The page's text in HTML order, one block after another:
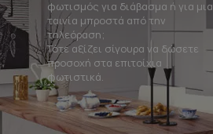
φωτισμός για διάβασμα ή για μια
ταινία μπροστά από την
τηλεόραση;
Τότε αξίζει σίγουρα να δώσετε
προσοχή στα επιτοίχια
φωτιστικά.